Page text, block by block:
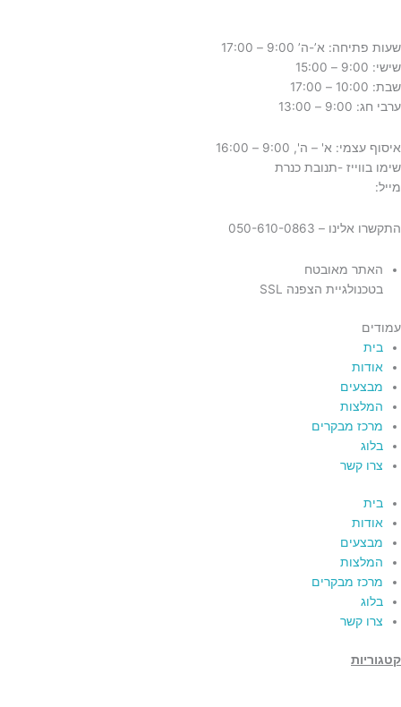
שעות פתיחה: א’-ה’ 9:00 – 17:00
שישי: 9:00 – 15:00
שבת: 10:00 – 17:00
ערבי חג: 9:00 – 13:00
איסוף עצמי: א' – ה', 9:00 – 16:00
שימו בווייז -תנובת כנרת
מייל:
התקשרו אלינו – 050-610-0863
האתר מאובטח
בטכנולגיית הצפנה SSL
עמודים
בית
אודות
מבצעים
המלצות
מרכז מבקרים
בלוג
צרו קשר
בית
אודות
מבצעים
המלצות
מרכז מבקרים
בלוג
צרו קשר
קטגוריות